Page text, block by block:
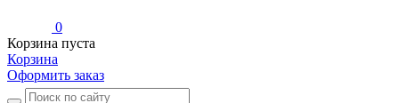
0
Корзина пуста
Корзина
Оформить заказ